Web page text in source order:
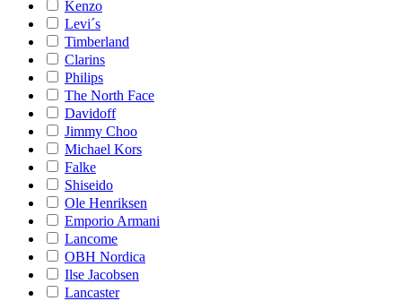
Kenzo
Levi´s
Timberland
Clarins
Philips
The North Face
Davidoff
Jimmy Choo
Michael Kors
Falke
Shiseido
Ole Henriksen
Emporio Armani
Lancome
OBH Nordica
Ilse Jacobsen
Lancaster